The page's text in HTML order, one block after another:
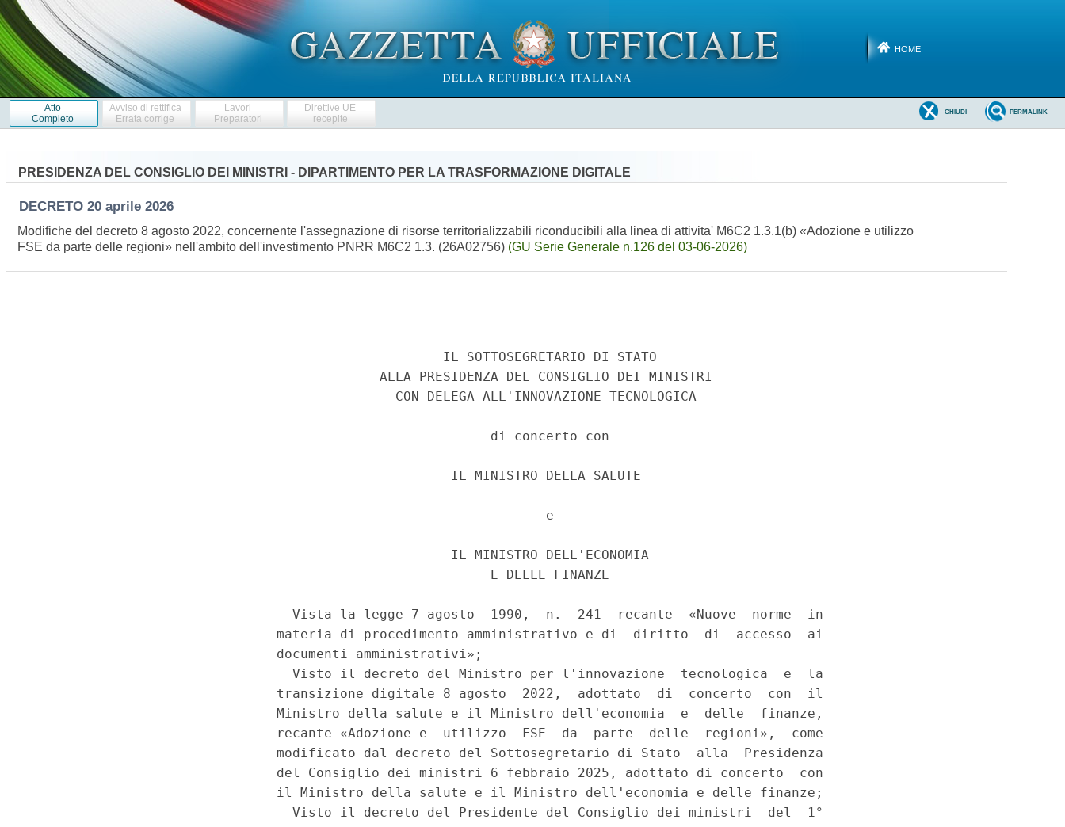
HOME
Atto
Completo
Avviso di rettifica
Errata corrige
Lavori
Preparatori
Direttive UE
recepite
PERMALINK
CHIUDI
PRESIDENZA DEL CONSIGLIO DEI MINISTRI - DIPARTIMENTO PER LA TRASFORMAZIONE DIGITALE
DECRETO 20 aprile 2026
Modifiche del decreto 8 agosto 2022, concernente l'assegnazione di risorse territorializzabili riconducibili alla linea di attivita' M6C2 1.3.1(b) «Adozione e utilizzo
FSE da parte delle regioni» nell'ambito dell'investimento PNRR M6C2 1.3. (26A02756) (GU Serie Generale n.126 del 03-06-2026)